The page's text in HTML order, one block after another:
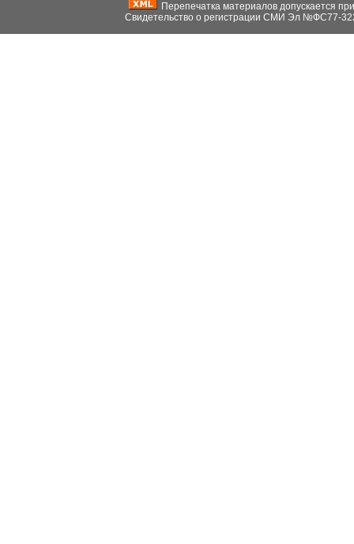
Перепечатка материалов допускается
Свидетельство о регистрации СМИ Эл №ФС77-